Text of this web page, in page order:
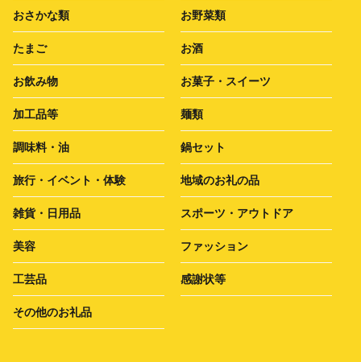
おさかな類 お野菜類
たまご お酒
お飲み物 お菓子・スイーツ
加工品等 麺類
調味料・油 鍋セット
旅行・イベント・体験 地域のお礼の品
雑貨・日用品 スポーツ・アウトドア
美容 ファッション
工芸品 感謝状等
その他のお礼品